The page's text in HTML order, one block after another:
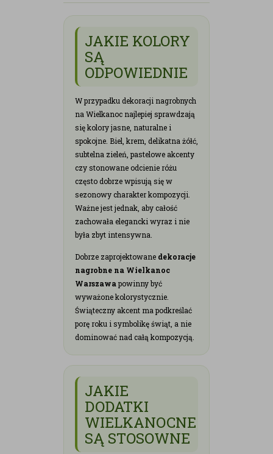
JAKIE KOLORY
SĄ
ODPOWIEDNIE
W przypadku dekoracji nagrobnych
na Wielkanoc najlepiej sprawdzają
się kolory jasne, naturalne i
spokojne. Biel, krem, delikatna żółć,
subtelna zieleń, pastelowe akcenty
czy stonowane odcienie różu
często dobrze wpisują się w
sezonowy charakter kompozycji.
Ważne jest jednak, aby całość
zachowała elegancki wyraz i nie
była zbyt intensywna.
Dobrze zaprojektowane dekoracje
nagrobne na Wielkanoc
Warszawa powinny być
wyważone kolorystycznie.
Świąteczny akcent ma podkreślać
porę roku i symbolikę świąt, a nie
dominować nad całą kompozycją.
JAKIE
DODATKI
WIELKANOCNE
SĄ STOSOWNE